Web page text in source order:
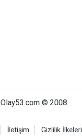
Olay53.com © 2008
İletişim Gizlilik İlkeleri